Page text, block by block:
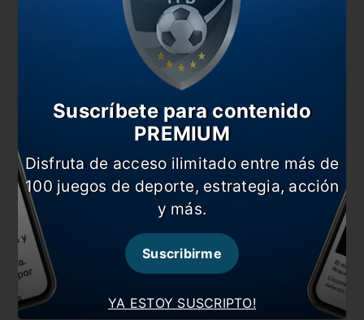
Messi, listo para una nueva función con el Inter
Se viene una nueva función de Messi en el Inter
En esta nota:
#Internacional
#Lionel Messi #MLS
#Noticia
Comentarios
Dejá tu opinión acá!
YA ESTOY SUSCRIPTO!
Suscríbete para contenido
PREMIUM
Disfruta de acceso ilimitado entre más de
100 juegos de deporte, estrategia, acción
y más.
Suscribirme